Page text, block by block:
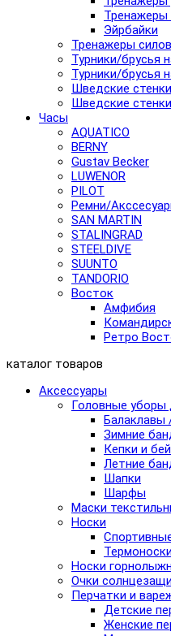
Тренажеры
Эйрбайки
Тренажеры
Турники/брусья
Турники/брусья
Шведские
Шведские
Часы
AQUATICO
BERNY
Gustav Becker
LUWENOR
PILOT
Pемни/
SAN MARTIN
STALINGRAD
STEELDIVE
SUUNTO
TANDORIO
Восток
Амфибия
Ретро
каталог товаров
Аксессуары
Головные
Балаклавы
Зимние
Кепки и
Летние
Шапки
Шарфы
Маски
Носки
Термоноски
Носки
Очки
Перчатки и
Детские
Женские